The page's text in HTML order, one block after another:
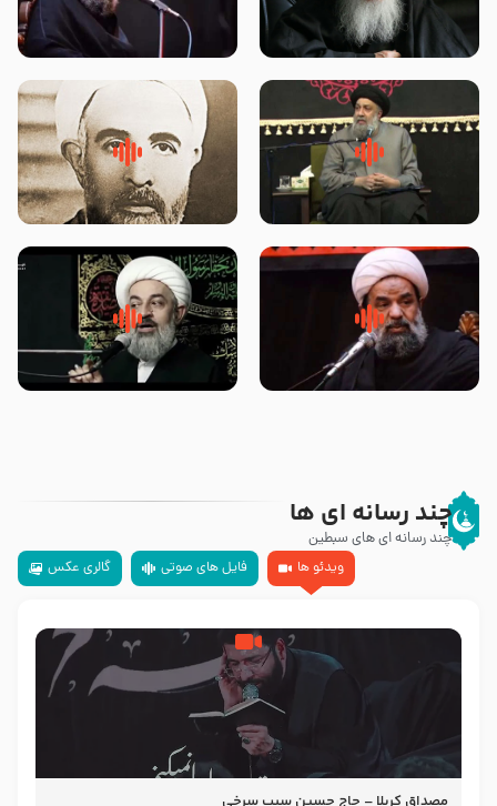
زوّار اربعین امام حسین (علیه
السلام) با این اشتیاق به زیارت
روضه جانسوز پاره های جگر امام
حسن مجتبی علیه السلام-حجت
لقب حضرت رقیه سلام الله علیها به
چه معناست – حجت الاسلام علوی
روضه‌ی مجلس یزید ملعون و
اسارت اهل‌بیت علیهم‌السلام –
محدث زاده
سلام جوانی که امام حسین علیه
السلام خودش جوابش را دادند
زیارتی که اسباب رزق زیاد و عمر
طولانی است حجت السلام حسین
چند رسانه ای ها
چند رسانه ای های سبطین
ویدئو ها
فایل های صوتی گالری عکس
مصداق کربلا – حاج حسین سیب سرخی